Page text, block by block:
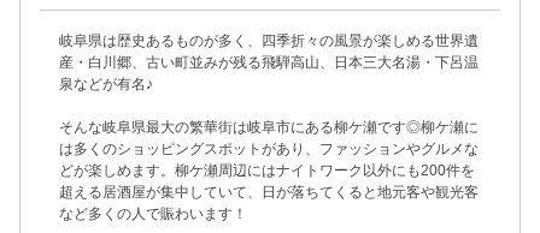
岐阜県は歴史あるものが多く、四季折々の風景が楽しめる世界遺
産・白川郷、古い町並みが残る飛騨高山、日本三大名湯・下呂温
泉などが有名♪
そんな岐阜県最大の繁華街は岐阜市にある柳ケ瀬です◎柳ケ瀬に
は多くのショッピングスポットがあり、ファッションやグルメな
どが楽しめます。柳ケ瀬周辺にはナイトワーク以外にも200件を
超える居酒屋が集中していて、日が落ちてくると地元客や観光客
など多くの人で賑わいます！